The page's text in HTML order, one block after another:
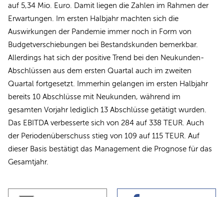
auf 5,34 Mio. Euro. Damit liegen die Zahlen im Rahmen der
Erwartungen. Im ersten Halbjahr machten sich die
Auswirkungen der Pandemie immer noch in Form von
Budgetverschiebungen bei Bestandskunden bemerkbar.
Allerdings hat sich der positive Trend bei den Neukunden-
Abschlüssen aus dem ersten Quartal auch im zweiten
Quartal fortgesetzt. Immerhin gelangen im ersten Halbjahr
bereits 10 Abschlüsse mit Neukunden, während im
gesamten Vorjahr lediglich 13 Abschlüsse getätigt wurden.
Das EBITDA verbesserte sich von 284 auf 338 TEUR. Auch
der Periodenüberschuss stieg von 109 auf 115 TEUR. Auf
dieser Basis bestätigt das Management die Prognose für das
Gesamtjahr.